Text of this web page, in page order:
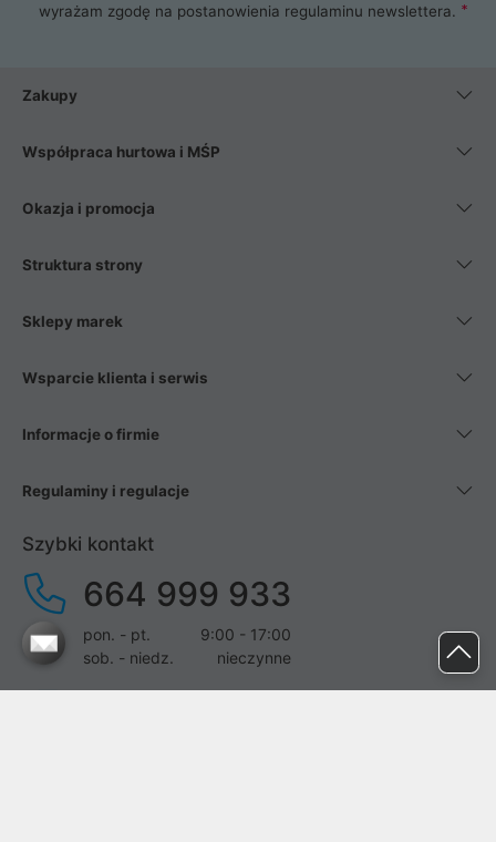
wyrażam zgodę na postanowienia regulaminu newslettera.
Zakupy
Współpraca hurtowa i MŚP
Okazja i promocja
Struktura strony
Sklepy marek
Wsparcie klienta i serwis
Informacje o firmie
Regulaminy i regulacje
Szybki kontakt
664 999 933
pon. - pt.
9:00 - 17:00
sob. - niedz.
nieczynne